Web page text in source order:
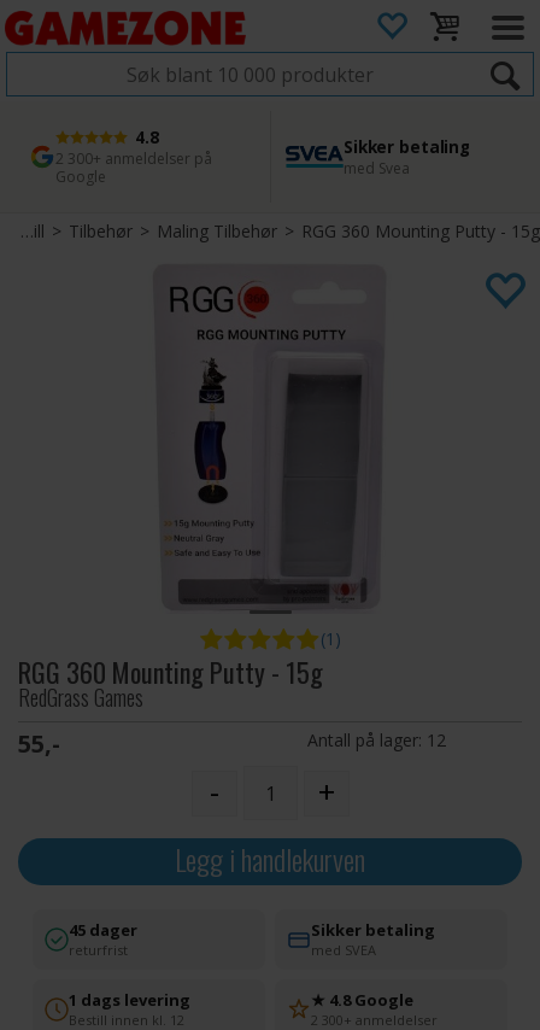
4.8
2 300+ anmeldelser på
Google
Sikker betaling
med Svea
1 dags levering
Bestill innen kl. 12
45 dager returfrist
Enkel retur
Miniatyrspill >Tilbehør> Maling Tilbehør> RGG 360 Mounting Putty - 15g
(1)
RGG 360 Mounting Putty - 15g
RedGrass Games
55,- Antall på lager: 12
- +
Legg i handlekurven
45 dager
returfrist
Sikker betaling
med SVEA
1 dags levering
Bestill innen kl. 12
★ 4.8 Google
2 300+ anmeldelser